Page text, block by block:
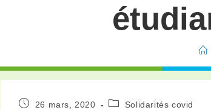
26 mars, 2020 Solidarités covid